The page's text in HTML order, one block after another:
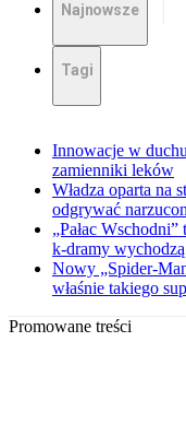
Najnowsze
Tagi
Innowacje w
zamienniki leków
Władza oparta na
odgrywać
„Pałac
k-dramy
Nowy „Spider-
właśnie takiego
Promowane treści